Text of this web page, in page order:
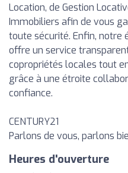
Location, de Gestion
Immobiliers afin de vous
toute sécurité. Enfin, notre
offre un service
copropriétés locales tout
grâce à une étroite
confiance.
CENTURY21
Parlons de vous, parlons
Heures d'ouverture